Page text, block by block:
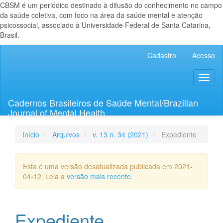
CBSM é um periódico destinado à difusão do conhecimento no campo
da saúde coletiva, com foco na área da saúde mental e atenção
psicossocial, associado à Universidade Federal de Santa Catarina,
Brasil.
Lateral
Cadastro Acesso
Cadernos Brasileiros de Saúde Mental/Brazilian
Journal of Mental Health
Início Arquivos v. 13 n. 34 (2021) Expediente
Esta é uma versão desatualizada publicada em 2021-
04-12. Leia a versão mais recente.